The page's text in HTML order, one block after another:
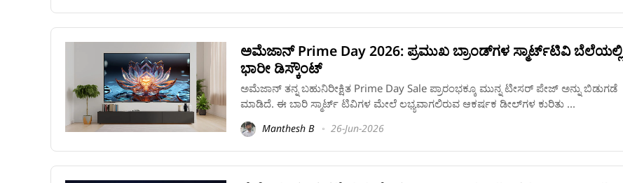
ಅಮೆಜಾನ್‌ Prime Day 2026: ಪ್ರಮುಖ ಬ್ರಾಂಡ್‌ಗಳ ಸ್ಮಾರ್ಟ್‌ಟಿವಿ ಬೆಲೆಯಲ್ಲಿ
ಭಾರೀ ಡಿಸ್ಕೌಂಟ್‌
ಅಮೆಜಾನ್ ತನ್ನ ಬಹುನಿರೀಕ್ಷಿತ Prime Day Sale ಪ್ರಾರಂಭಕ್ಕೂ ಮುನ್ನ ಟೀಸರ್ ಪೇಜ್‌ ಅನ್ನು ಬಿಡುಗಡೆ
ಮಾಡಿದೆ. ಈ ಬಾರಿ ಸ್ಮಾರ್ಟ್ ಟಿವಿಗಳ ಮೇಲೆ ಲಭ್ಯವಾಗಲಿರುವ ಆಕರ್ಷಕ ಡೀಲ್‌ಗಳ ಕುರಿತು ...
Manthesh B 26-Jun-2026